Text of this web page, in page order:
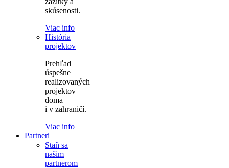
skúsenosti.
Viac info
História
projektov
Prehľad
úspešne
realizovaných
projektov
doma
i v zahraničí.
Viac info
Partneri
Staň sa
našim
partnerom